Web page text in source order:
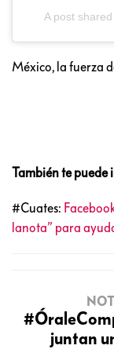
A post
México, la fuerza
También te puede
#Cuates:
lanota” para
juntan